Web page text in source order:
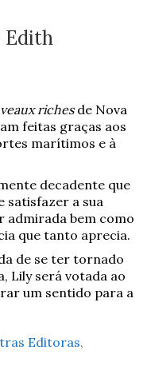
Edith
richesde Nova
feitas graças aos
marítimos e à
decadente que
satisfazer a sua
admirada bem como
que tanto aprecia.
de se ter tornado
Lily será votada ao
um sentido para a
Editoras,